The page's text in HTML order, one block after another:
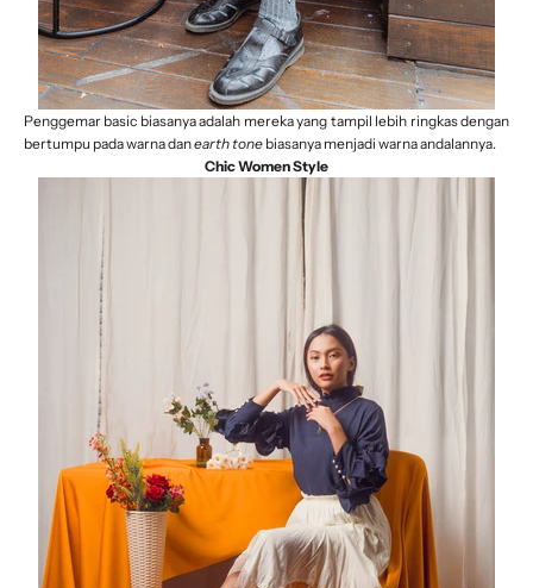
Penggemar basic biasanya adalah mereka yang tampil lebih ringkas dengan
bertumpu pada warna danearth tone biasanya menjadi warna andalannya.
Chic Women Style